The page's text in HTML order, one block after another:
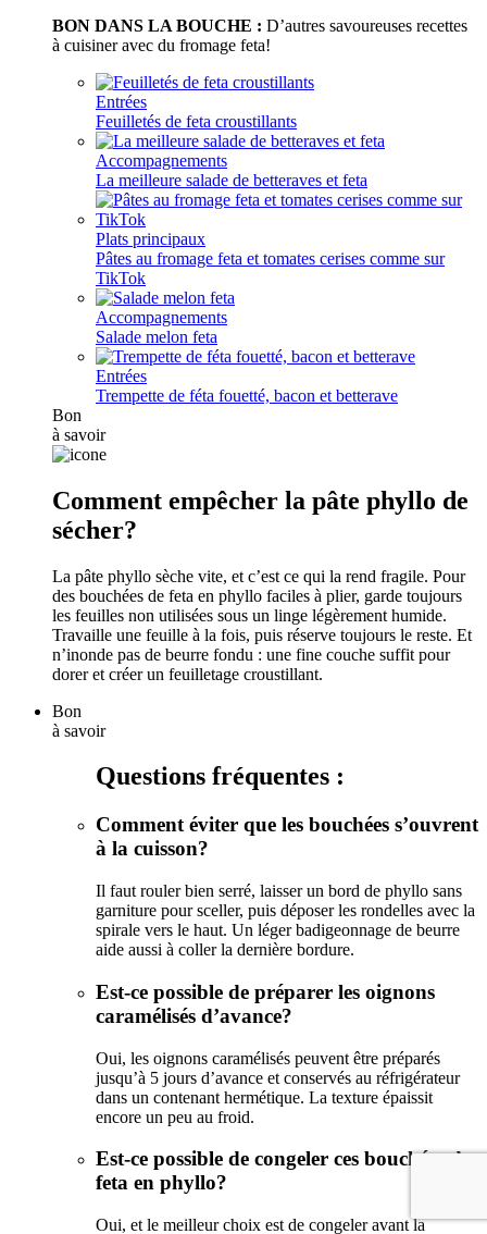
BON DANS LA BOUCHE : D’autres savoureuses recettes
à cuisiner avec du fromage feta!
Entrées
Feuilletés de feta croustillants
Accompagnements
La meilleure salade de betteraves et feta
Plats principaux
Pâtes au fromage feta et tomates cerises comme sur
TikTok
Accompagnements
Salade melon feta
Entrées
Trempette de féta fouetté, bacon et betterave
Bon
à savoir
Comment empêcher la pâte phyllo de
sécher?
La pâte phyllo sèche vite, et c’est ce qui la rend fragile. Pour
des bouchées de feta en phyllo faciles à plier, garde toujours
les feuilles non utilisées sous un linge légèrement humide.
Travaille une feuille à la fois, puis réserve toujours le reste. Et
n’inonde pas de beurre fondu : une fine couche suffit pour
dorer et créer un feuilletage croustillant.
Bon
à savoir
Questions fréquentes :
Comment éviter que les bouchées s’ouvrent
à la cuisson?
Il faut rouler bien serré, laisser un bord de phyllo sans
garniture pour sceller, puis déposer les rondelles avec la
spirale vers le haut. Un léger badigeonnage de beurre
aide aussi à coller la dernière bordure.
Est-ce possible de préparer les oignons
caramélisés d’avance?
Oui, les oignons caramélisés peuvent être préparés
jusqu’à 5 jours d’avance et conservés au réfrigérateur
dans un contenant hermétique. La texture épaissit
encore un peu au froid.
Est-ce possible de congeler ces bouchées de
feta en phyllo?
Oui, et le meilleur choix est de congeler avant la